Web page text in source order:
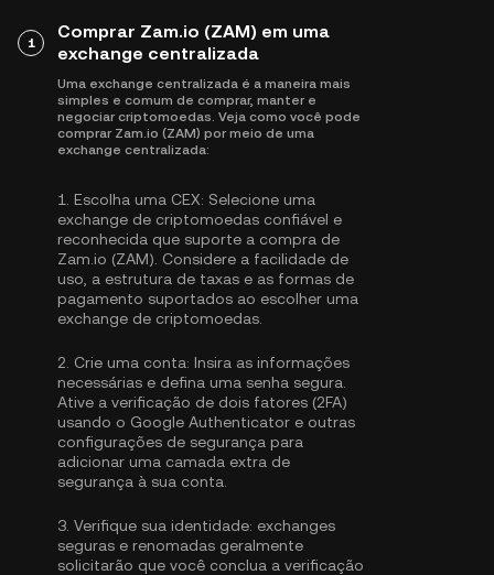
1
Comprar Zam.io (ZAM) em uma
exchange centralizada
Uma exchange centralizada é a maneira mais
simples e comum de comprar, manter e
negociar criptomoedas. Veja como você pode
comprar Zam.io (ZAM) por meio de uma
exchange centralizada:
1. Escolha uma CEX: Selecione uma
exchange de criptomoedas confiável e
reconhecida que suporte a compra de
Zam.io (ZAM). Considere a facilidade de
uso, a estrutura de taxas e as formas de
pagamento suportados ao escolher uma
exchange de criptomoedas.
2. Crie uma conta: Insira as informações
necessárias e defina uma senha segura.
Ative a verificação de dois fatores (2FA)
usando o Google Authenticator e outras
configurações de segurança para
adicionar uma camada extra de
segurança à sua conta.
3. Verifique sua identidade: exchanges
seguras e renomadas geralmente
solicitarão que você conclua a verificação